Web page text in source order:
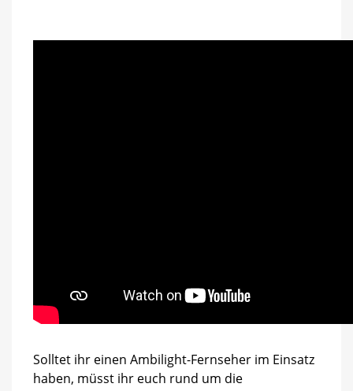
Solltet ihr einen Ambilight-Fernseher im Einsatz
haben, müsst ihr euch rund um die